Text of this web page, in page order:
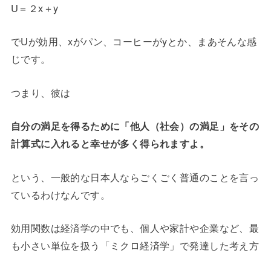
U＝２x＋y
でUが効用、xがパン、コーヒーがyとか、まあそんな感
じです。
つまり、彼は
自分の満足を得るために「他人（社会）の満足」をその
計算式に入れると幸せが多く得られますよ。
という、一般的な日本人ならごくごく普通のことを言っ
ているわけなんです。
効用関数は経済学の中でも、個人や家計や企業など、最
も小さい単位を扱う「ミクロ経済学」で発達した考え方